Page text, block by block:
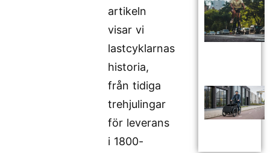
artikeln
visar vi
lastcyklarnas
historia,
från tidiga
trehjulingar
för leverans
i 1800-